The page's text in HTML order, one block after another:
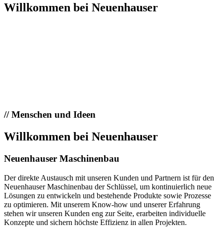
Willkommen bei Neuenhauser
//Menschen und Ideen
Willkommen bei Neuenhauser
Neuenhauser Maschinenbau
Der direkte Austausch mit unseren Kunden und Partnern ist für den
Neuenhauser Maschinenbau der Schlüssel, um kontinuierlich neue
Lösungen zu entwickeln und bestehende Produkte sowie Prozesse
zu optimieren. Mit unserem Know-how und unserer Erfahrung
stehen wir unseren Kunden eng zur Seite, erarbeiten individuelle
Konzepte und sichern höchste Effizienz in allen Projekten.